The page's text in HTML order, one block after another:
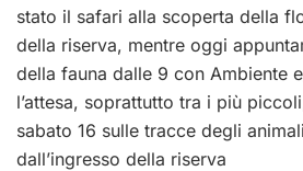
stato il safari alla scoperta della
della riserva, mentre oggi
della fauna dalle 9 con Ambiente
l’attesa, soprattutto tra i più
sabato 16 sulle tracce degli
dall’ingresso della riserva